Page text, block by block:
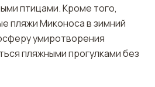
птицами. Кроме того,
пляжи Миконоса в зимний
умиротворения
пляжными прогулками без